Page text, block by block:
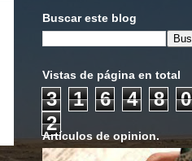
Buscar este blog
Vistas de página en total
3 1 6 4 8
0
2
Artículos de opinion.